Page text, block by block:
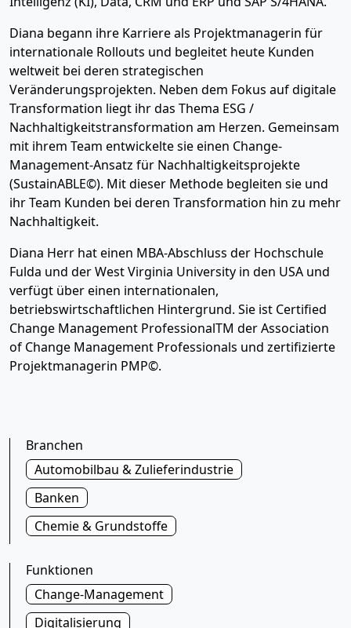
Diana begann ihre Karriere als Projektmanagerin für
internationale Rollouts und begleitet heute Kunden
weltweit bei deren strategischen
Veränderungsprojekten. Neben dem Fokus auf digitale
Transformation liegt ihr das Thema ESG /
Nachhaltigkeitstransformation am Herzen. Gemeinsam
mit ihrem Team entwickelte sie einen Change-
Management-Ansatz für Nachhaltigkeitsprojekte
(SustainABLE©). Mit dieser Methode begleiten sie und
ihr Team Kunden bei deren Transformation hin zu mehr
Nachhaltigkeit.
Diana Herr hat einen MBA-Abschluss der Hochschule
Fulda und der West Virginia University in den USA und
verfügt über einen internationalen,
betriebswirtschaftlichen Hintergrund. Sie ist Certified
Change Management ProfessionalTM der Association
of Change Management Professionals und zertifizierte
Projektmanagerin PMP©.
Branchen
Automobilbau & Zulieferindustrie
Banken
Chemie & Grundstoffe
Funktionen
Change-Management
Digitalisierung